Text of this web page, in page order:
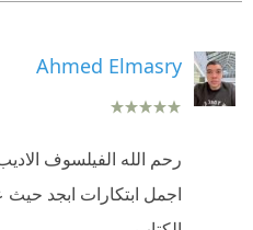
Ahmed Elmasry
رحم الله الفيلسوف
اجمل ابتكارات ابجد